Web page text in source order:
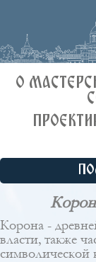
О
Корона -
власти, также
символической